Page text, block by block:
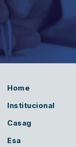
Home
Institucional
Casag
Esa